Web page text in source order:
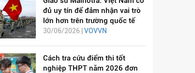
đủ uy tín để đảm nhận vai trò
lớn hơn trên trường quốc tế
30/06/2026 | VOVVN
Cách tra cứu điểm thi tốt
nghiệp THPT năm 2026 đơn